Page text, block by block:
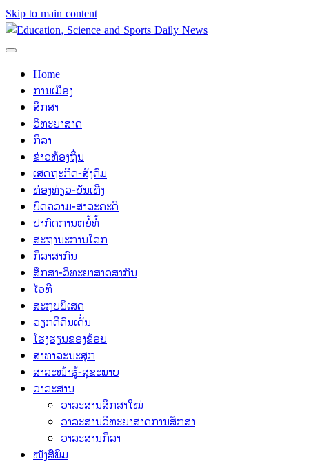
Skip to main content
Home
ການເມືອງ
ສຶກສາ
ວິທະຍາສາດ
ກິລາ
ຂ່າວທ້ອງຖິ່ນ
ເສດຖະກິດ-ສັງຄົມ
ທ່ອງທ່ຽວ-ບັນເທີງ
ບົດຄວາມ-ສາລະຄະດີ
ປາກົດການຫຍໍ້ທໍ້
ສະຖານະການໂລກ
ກິລາສາກົນ
ສຶກສາ-ວິທະຍາສາດສາກົນ
ໄອທີ
ສະກຸບພິເສດ
ວຽກດີຄົນເດັ່ນ
ໂຮງຮຽນຂອງຂ້ອຍ
ສາທາລະນະສຸກ
ສາລະໜ້າຮູ້-ສຸຂະພາບ
ວາລະສານ
ວາລະສານສຶກສາໃໝ່
ວາລະສານວິທະຍາສາດການສຶກສາ
ວາລະສານກິລາ
ໜັງສືພິມ